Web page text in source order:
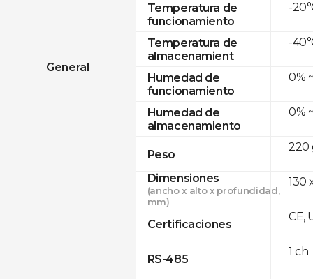
General
Temperatura de
funcionamiento
Temperatura de
almacenamient
Humedad de
funcionamiento
Humedad de
almacenamiento
Peso
Dimensiones
(ancho x alto x profundidad,
mm)
Certificaciones
RS-485
-
-
0%
0%
220
130
CE,
1 ch